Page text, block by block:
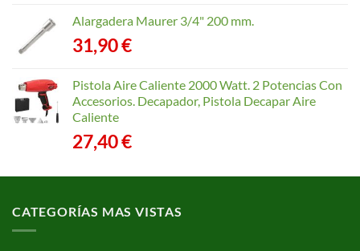
Alargadera Maurer 3/4" 200 mm.
31,90€
Pistola Aire Caliente 2000 Watt. 2 Potencias Con
Accesorios. Decapador, Pistola Decapar Aire
Caliente
27,40€
CATEGORÍAS MAS VISTAS